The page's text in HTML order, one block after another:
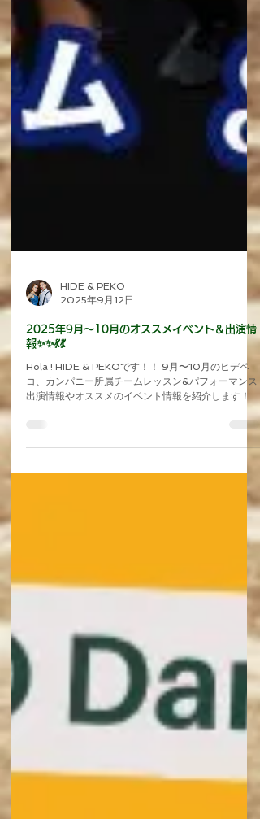
2025年9月12日
2025年9月〜10月のオススメイベント＆出演情
報✨✨💃💃
Hola ! HIDE & PEKOです！！ 9月〜10月のヒデペ
コ、カンパニー所属チームレッスン&パフォーマンス
出演情報やオススメのイベント情報を紹介します！ ​
レッスンで学んだことを生かして、友達と、チームメ
ンバーと、先生やカンパニー生のパフォーマンス応援